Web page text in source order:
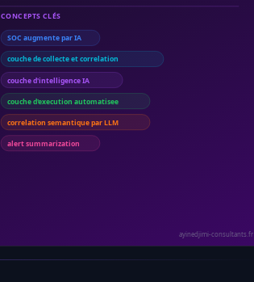
CONCEPTS CLÉS
SOC augmente par IA
couche de collecte et correlation
couche d'intelligence IA
couche d'execution automatisee
correlation semantique par LLM
alert summarization
ayinedjimi-consultants.fr